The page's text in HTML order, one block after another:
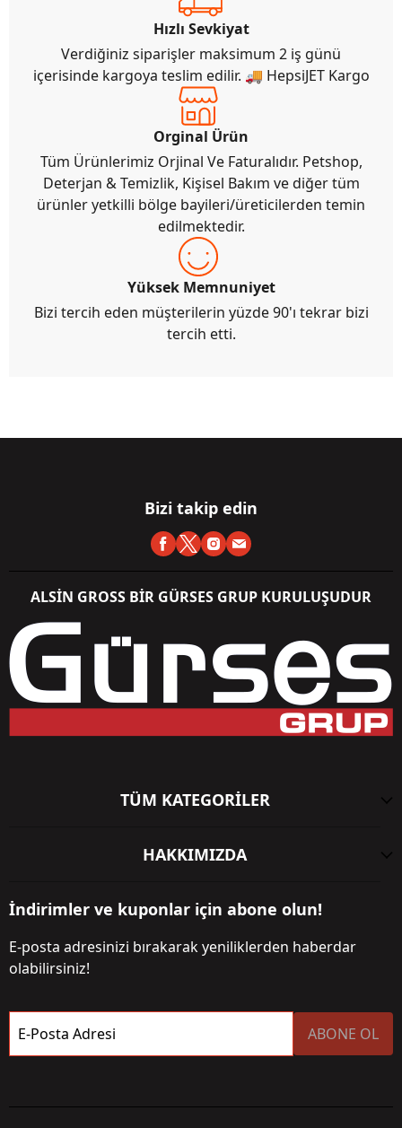
Hızlı Sevkiyat
Verdiğiniz siparişler maksimum 2 iş günü
içerisinde kargoya teslim edilir. 🚚 HepsiJET Kargo
Orginal Ürün
Tüm Ürünlerimiz Orjinal Ve Faturalıdır. Petshop,
Deterjan & Temizlik, Kişisel Bakım ve diğer tüm
ürünler yetkilli bölge bayileri/üreticilerden temin
edilmektedir.
Yüksek Memnuniyet
Bizi tercih eden müşterilerin yüzde 90'ı tekrar bizi
tercih etti.
Bizi takip edin
ALSİN GROSS BİR GÜRSES GRUP KURULUŞUDUR
TÜM KATEGORİLER
HAKKIMIZDA
İndirimler ve kuponlar için abone olun!
E-posta adresinizi bırakarak yeniliklerden haberdar
olabilirsiniz!
E-Posta Adresi ABONE OL